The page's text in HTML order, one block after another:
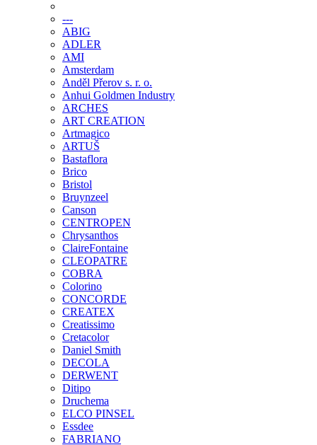
---
ABIG
ADLER
AMI
Amsterdam
Anděl Přerov s. r. o.
Anhui Goldmen Industry
ARCHES
ART CREATION
Artmagico
ARTUŠ
Bastaflora
Brico
Bristol
Bruynzeel
Canson
CENTROPEN
Chrysanthos
ClaireFontaine
CLEOPATRE
COBRA
Colorino
CONCORDE
CREATEX
Creatissimo
Cretacolor
Daniel Smith
DECOLA
DERWENT
Ditipo
Druchema
ELCO PINSEL
Essdee
FABRIANO